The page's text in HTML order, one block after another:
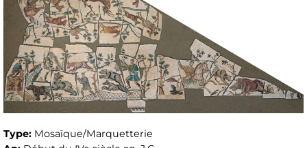
Type: Mosaïque/Marquetterie